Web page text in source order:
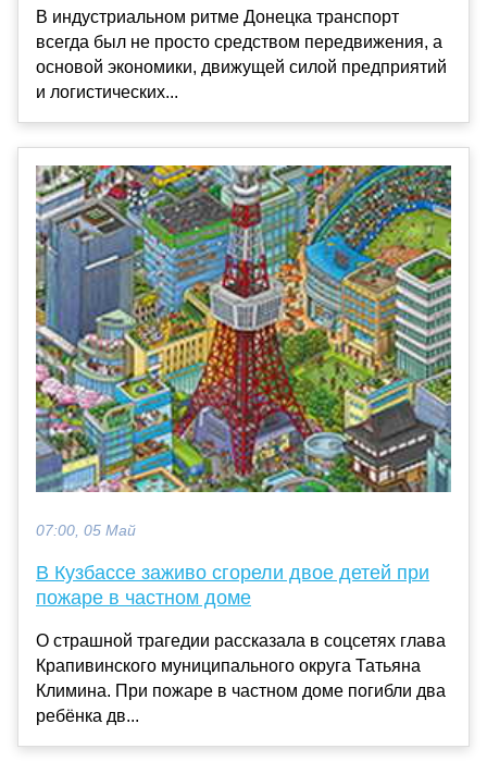
В индустриальном ритме Донецка транспорт
всегда был не просто средством передвижения, а
основой экономики, движущей силой предприятий
и логистических...
07:00, 05 Май
В Кузбассе заживо сгорели двое детей при
пожаре в частном доме
О страшной трагедии рассказала в соцсетях глава
Крапивинского муниципального округа Татьяна
Климина. При пожаре в частном доме погибли два
ребёнка дв...